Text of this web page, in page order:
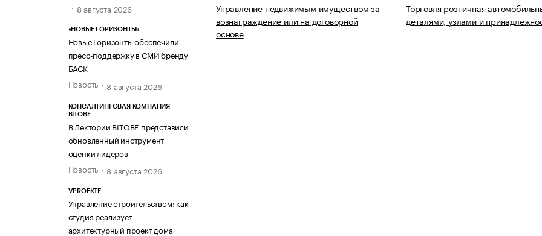
8 августа 2026
«НОВЫЕ ГОРИЗОНТЫ»
Новые Горизонты обеспечили
пресс-поддержку в СМИ бренду
БАСК
Новость
8 августа 2026
КОНСАЛТИНГОВАЯ КОМПАНИЯ
BITOBE
В Лектории BITOBE представили
обновленный инструмент
оценки лидеров
Новость
8 августа 2026
VPROEKTE
Управление строительством: как
студия реализует
архитектурный проект дома
Управление недвижимым имуществом за
вознаграждение или на договорной
основе
Торговля розничная
деталями, узлами и